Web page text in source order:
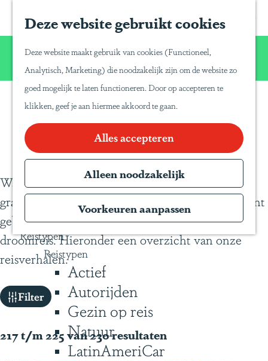
Deze website gebruikt cookies
Deze website maakt gebruik van cookies (Functioneel,
Analytisch, Marketing) die noodzakelijk zijn om de website zo
goed mogelijk te laten functioneren. Door op accepteren te
klikken, geef je aan hiermee akkoord te gaan.
Alles accepteren
Alleen noodzakelijk
Voorkeuren aanpassen
p
a
e
Inspiratie
Reisinspiratie
Blog
Duurzaam reizen
Gente Mágica
Inspiratiedagen
KLM Holland
Herald
Magazine
Webinars
Reistypen
Reistypen
Actief
Autorijden
Gezin op reis
Natuur
LatinAmeriCar
k
a
T
a
e
Wij willen u net zo van Latijns-Amerika laten
genieten zoals wij dat zelf doen!
Blogs
Waar u naar toe gaat, zijn wij geweest. Wij delen
graag onze reiservaringen en tips met u, die u kunt
gebruiken voor het samenstellen van uw eigen
droomreis. Hieronder een overzicht van onze
reisverhalen.
W
a
t
Filter
217 t/m 225 van 230 resultaten